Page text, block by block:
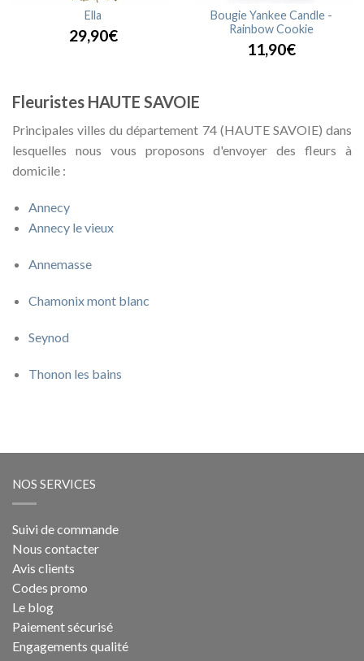
Ella
29,90€
Bougie Yankee Candle -
Rainbow Cookie
11,90€
Fleuristes HAUTE SAVOIE
Principales villes du département 74 (HAUTE SAVOIE) dans
lesquelles nous vous proposons d'envoyer des fleurs à
domicile :
Annecy
Annecy le vieux
Annemasse
Chamonix mont blanc
Seynod
Thonon les bains
NOS SERVICES
Suivi de commande
Nous contacter
Avis clients
Codes promo
Le blog
Paiement sécurisé
Engagements qualité